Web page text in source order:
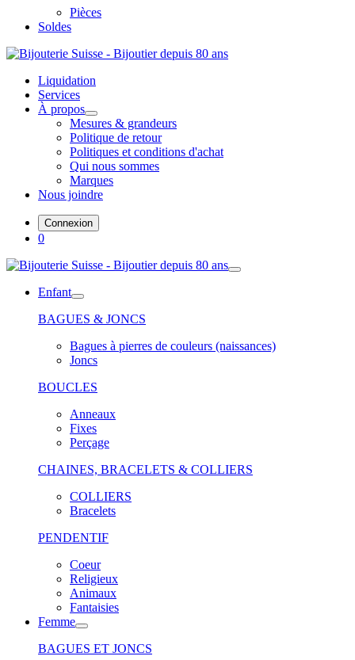
Pièces
Soldes
Liquidation
Services
À propos
Mesures & grandeurs
Politique de retour
Politiques et conditions d'achat
Qui nous sommes
Marques
Nous joindre
Connexion
0
Enfant
BAGUES & JONCS
Bagues à pierres de couleurs (naissances)
Joncs
BOUCLES
Anneaux
Fixes
Perçage
CHAINES, BRACELETS & COLLIERS
COLLIERS
Bracelets
PENDENTIF
Coeur
Religieux
Animaux
Fantaisies
Femme
BAGUES ET JONCS